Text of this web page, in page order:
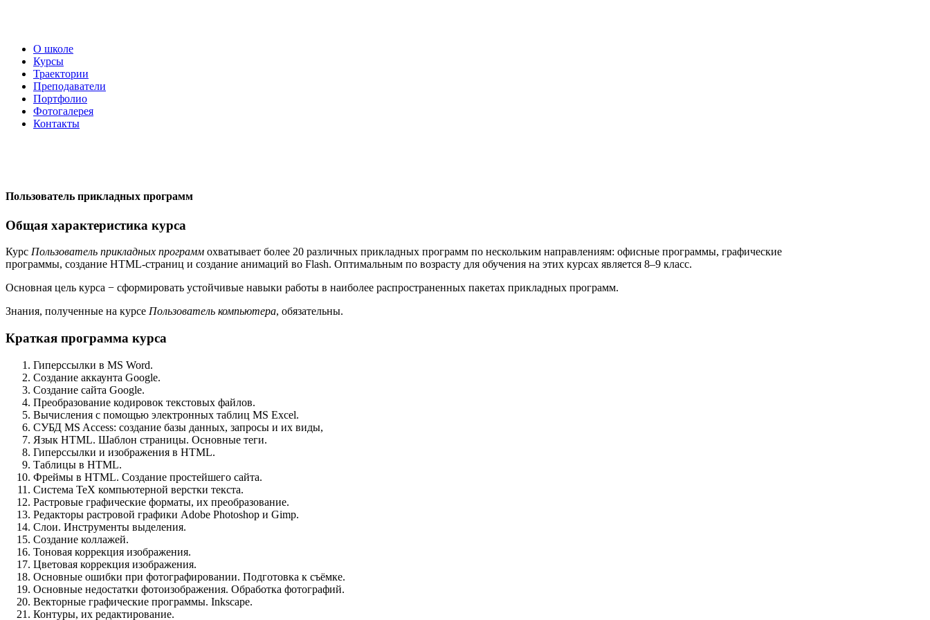
О школе
Курсы
Траектории
Преподаватели
Портфолио
Фотогалерея
Контакты
Пользователь прикладных программ
Общая характеристика курса
Курс Пользователь прикладных программ охватывает более 20 различных прикладных программ по нескольким направлениям: офисные программы, графические
программы, создание HTML-страниц и создание анимаций во Flash. Оптимальным по возрасту для обучения на этих курсах является 8–9 класс.
Основная цель курса − сформировать устойчивые навыки работы в наиболее распространенных пакетах прикладных программ.
Знания, полученные на курсе Пользователь компьютера, обязательны.
Краткая программа курса
Гиперссылки в MS Word.
Создание аккаунта Google.
Создание сайта Google.
Преобразование кодировок текстовых файлов.
Вычисления с помощью электронных таблиц MS Excel.
СУБД MS Access: создание базы данных, запросы и их виды,
Язык HTML. Шаблон страницы. Основные теги.
Гиперссылки и изображения в HTML.
Таблицы в HTML.
Фреймы в HTML. Создание простейшего сайта.
Система TeX компьютерной верстки текста.
Растровые графические форматы, их преобразование.
Редакторы растровой графики Adobe Pho­to­shop и Gimp.
Слои. Инструменты выделения.
Создание коллажей.
Тоновая коррекция изображения.
Цветовая коррекция изображения.
Основные ошибки при фотографировании. Подготовка к съёмке.
Основные недостатки фотоизображения. Обработка фотографий.
Векторные графические программы. Inkscape.
Контуры, их редактирование.